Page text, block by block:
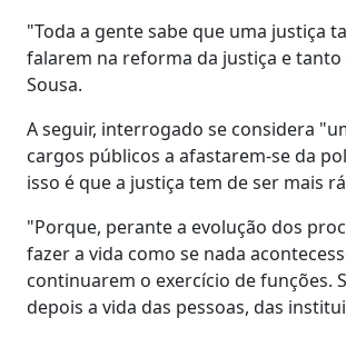
"Toda a gente sabe que uma justiça
falarem na reforma da justiça e
Sousa.
A seguir, interrogado se considera
cargos públicos a afastarem-se da
isso é que a justiça tem de ser mais
"Porque, perante a evolução dos
fazer a vida como se nada
continuarem o exercício de funções.
depois a vida das pessoas, das